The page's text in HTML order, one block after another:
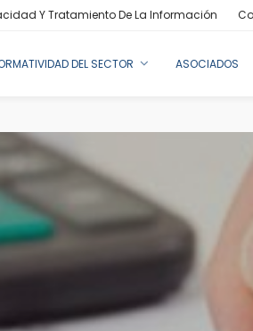
Y Tratamiento De La Información
DEL SECTOR ASOCIADOS